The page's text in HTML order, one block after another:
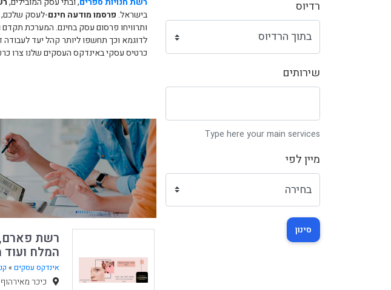
רדיוס
שירותים
Type here your main services
מיין לפי
סינון
בישראל.פרסמו מודעה חינם-לעסק שלכם,
ותרוויחו פרסום עסק בחינם. המערכת
לדוגמא וכך תחשפו ליותר קהל יעד לעבודה
כרטיס עסקי באינדקס העסקים שלנו צרו
רשת פארם,
המלח ועוד
אינדקס עסקים »
כיכר מאירהוף 6 , חיפה (סיטי סנטר)